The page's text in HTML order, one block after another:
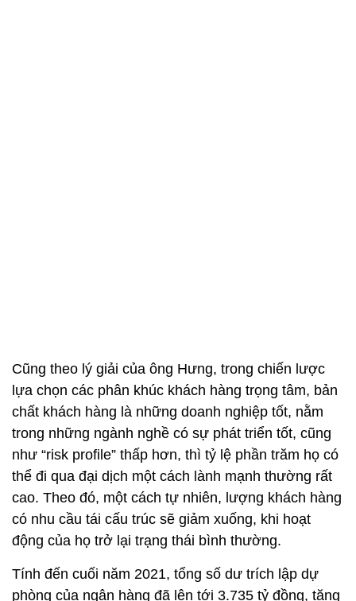
Cũng theo lý giải của ông Hưng, trong chiến lược
lựa chọn các phân khúc khách hàng trọng tâm, bản
chất khách hàng là những doanh nghiệp tốt, nằm
trong những ngành nghề có sự phát triển tốt, cũng